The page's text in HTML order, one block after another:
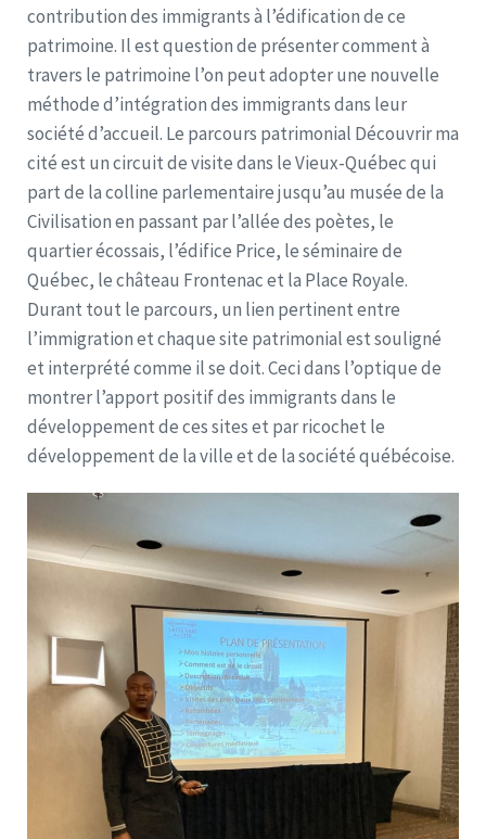
contribution des immigrants à l’édification de ce
patrimoine. Il est question de présenter comment à
travers le patrimoine l’on peut adopter une nouvelle
méthode d’intégration des immigrants dans leur
société d’accueil. Le parcours patrimonial Découvrir ma
cité est un circuit de visite dans le Vieux-Québec qui
part de la colline parlementaire jusqu’au musée de la
Civilisation en passant par l’allée des poètes, le
quartier écossais, l’édifice Price, le séminaire de
Québec, le château Frontenac et la Place Royale.
Durant tout le parcours, un lien pertinent entre
l’immigration et chaque site patrimonial est souligné
et interprété comme il se doit. Ceci dans l’optique de
montrer l’apport positif des immigrants dans le
développement de ces sites et par ricochet le
développement de la ville et de la société québécoise.